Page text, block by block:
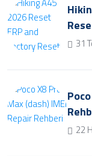
31
22